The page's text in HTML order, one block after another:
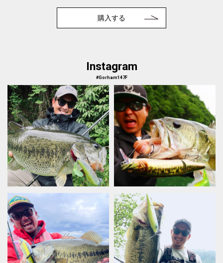
購入する
Instagram
#Gorham147F